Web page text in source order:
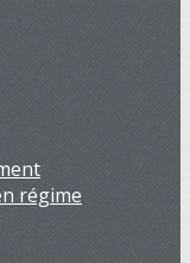
régime